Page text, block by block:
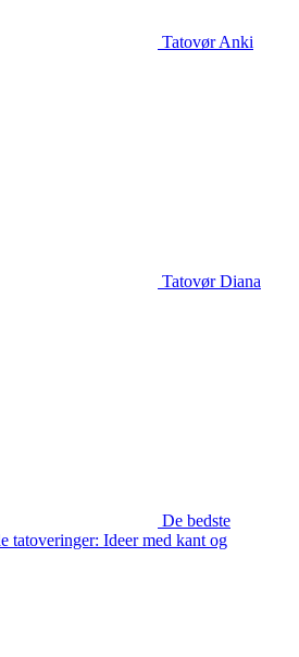
Tatovør Anki
Tatovør Diana
De bedste
tatoveringer: Ideer med kant og